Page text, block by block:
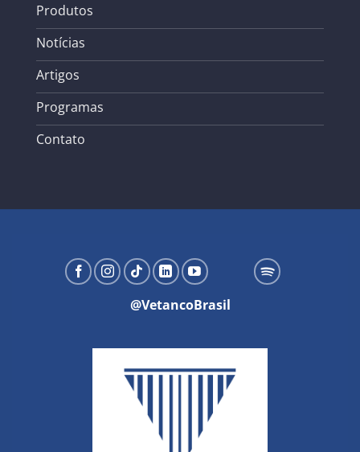
Produtos
Notícias
Artigos
Programas
Contato
@VetancoBrasil